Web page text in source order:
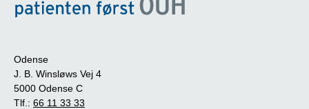
Odense
J. B. Winsløws Vej 4
5000 Odense C
Tlf.: 66 11 33 33